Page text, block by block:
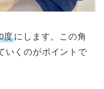
度にします。この角
いくのがポイントで